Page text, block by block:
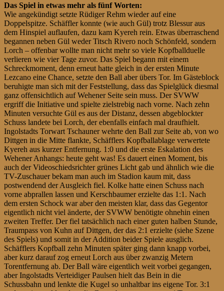
Das Spiel in etwas mehr als fünf Worten:
Wie angekündigt setzte Rüdiger Rehm wieder auf eine
Doppelspitze. Schäffler konnte (wie auch Gül) trotz Blessur aus
dem Hinspiel auflaufen, dazu kam Kyereh rein. Etwas überraschend
begannen neben Gül weder Titsch Rivero noch Schönfeld, sondern
Lorch – offenbar wollte man nicht mehr so viele Kopfballduelle
verlieren wie vier Tage zuvor. Das Spiel begann mit einem
Schreckmoment, denn erneut hatte gleich in der ersten Minute
Lezcano eine Chance, setzte den Ball aber übers Tor. Im Gästeblock
beruhigte man sich mit der Feststellung, dass das Spielglück diesmal
ganz offensichtlich auf Wehener Seite sein muss. Der SVWW
ergriff die Initiative und spielte zielstrebig nach vorne. Nach zehn
Minuten versuchte Gül es aus der Distanz, dessen abgeblockter
Schuss landete bei Lorch, der ebenfalls einfach mal draufhielt.
Ingolstadts Torwart Tschauner wehrte den Ball zur Seite ab, von wo
Dittgen in die Mitte flankte, Schäfflers Kopfballablage verwertete
Kyereh aus kurzer Entfernung. 1:0 und die erste Eskalation des
Wehener Anhangs: heute geht was! Es dauert einen Moment, bis
auch der Videoschiedsrichter grünes Licht gab und ähnlich wie die
TV-Zuschauer bekam man auch im Stadion kaum mit, dass
postwendend der Ausgleich fiel. Kolke hatte einen Schuss nach
vorne abprallen lassen und Kerschbaumer erzielte das 1:1. Nach
dem ersten Schock war aber den meisten klar, dass das Gegentor
eigentlich nicht viel änderte, der SVWW benötigte ohnehin einen
zweiten Treffer. Der fiel tatsächlich nach einer guten halben Stunde,
Traumpass von Kuhn auf Dittgen, der das 2:1 erzielte (siehe Szene
des Spiels) und somit in der Addition beider Spiele ausglich.
Schäfflers Kopfball zehn Minuten später ging dann knapp vorbei,
aber kurz darauf zog erneut Lorch aus über zwanzig Metern
Torentfernung ab. Der Ball wäre eigentlich weit vorbei gegangen,
aber Ingolstadts Verteidiger Paulsen hielt das Bein in die
Schussbahn und lenkte die Kugel so unhaltbar ins eigene Tor. 3:1